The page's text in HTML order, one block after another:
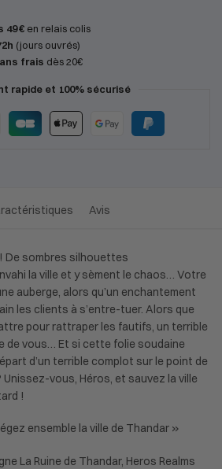
49 € en relais colis
(jours ouvrés)
frais dès 20€
rapide et 100% sécurisé
Avis
De sombres silhouettes
la ville et y sèment le chaos… Votre
auberge, alors qu’un enchantement
les clients à s’entre-tuer. Alors que
pour rattraper les fautifs, un terrible
de vous… Et si cette folie soudaine
d’un terrible complot sur le point de
vous, Héros, et sauvez la ville
!
ensemble la ville de Thandar »
La Ruine de Thandar, Heros Realms